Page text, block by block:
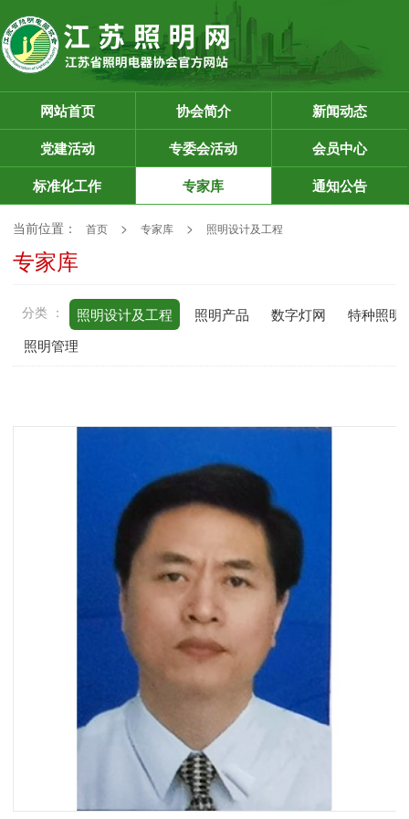
网站首页 协会简介 新闻动态
党建活动 专委会活动 会员中心
标准化工作 专家库 通知公告
当前位置： 首页 > 专家库 > 照明设计及工程
专家库
分类 ： 照明设计及工程 照明产品 数字灯网
特种照明
照明管理